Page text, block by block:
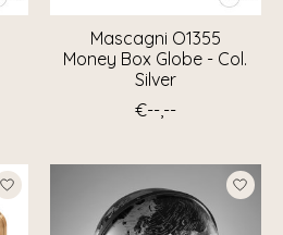
Mascagni O1355
Money Box Globe - Col.
Silver
€--,--